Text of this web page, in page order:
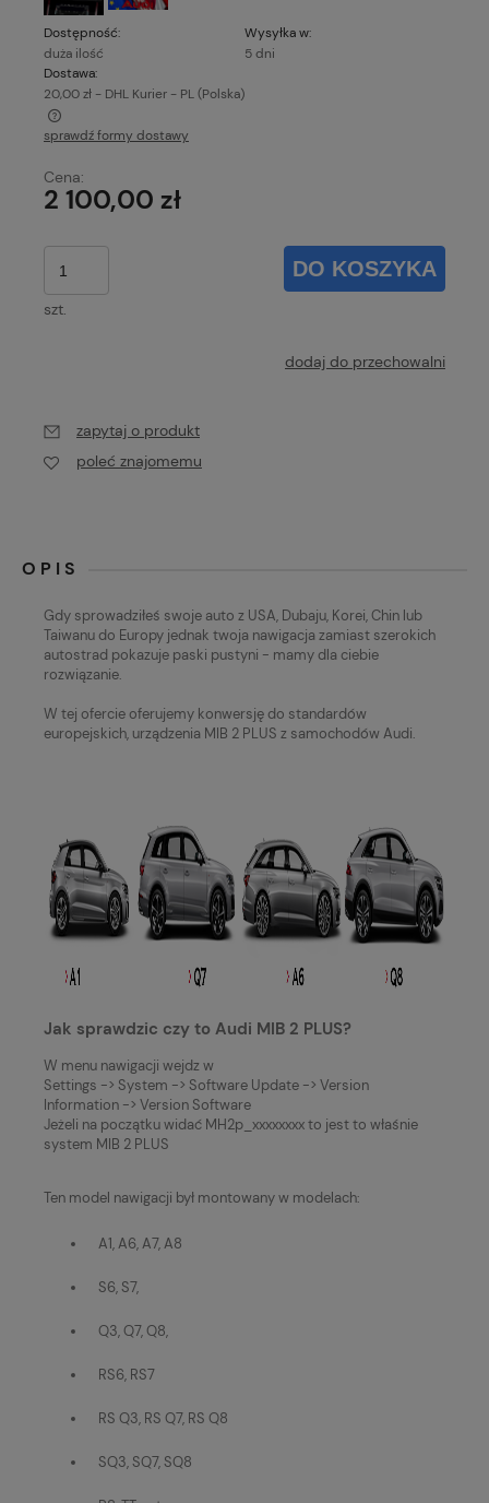
Dostępność:
duża ilość
Wysyłka w:
5 dni
Dostawa:
20,00 zł - DHL Kurier - PL(Polska)
Cena nie zawiera ewentualnych kosztów płatności
sprawdź formy dostawy
Cena:
2 100,00 zł
szt.
DO KOSZYKA
dodaj do przechowalni
zapytaj o produkt
poleć znajomemu
OPIS
Gdy sprowadziłeś swoje auto z USA, Dubaju, Korei, Chin lub
Taiwanu do Europy jednak twoja nawigacja zamiast szerokich
autostrad pokazuje paski pustyni - mamy dla ciebie
rozwiązanie.
W tej ofercie oferujemy konwersję do standardów
europejskich, urządzenia MIB 2 PLUS z samochodów Audi.
Jak sprawdzic czy to Audi MIB 2 PLUS?
W menu nawigacji wejdz w
Settings -> System -> Software Update -> Version
Information -> Version Software
Jeżeli na początku widać MH2p_xxxxxxxx to jest to właśnie
system MIB 2 PLUS
Ten model nawigacji był montowany w modelach:
A1, A6, A7, A8
S6, S7,
Q3, Q7, Q8,
RS6, RS7
RS Q3, RS Q7, RS Q8
SQ3, SQ7, SQ8